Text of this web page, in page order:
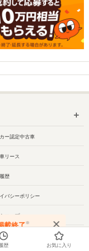
ー認定中古車
リース
歴
バシーポリシー
マップ
街情報
載終了※
ださい
履歴 お気に入り